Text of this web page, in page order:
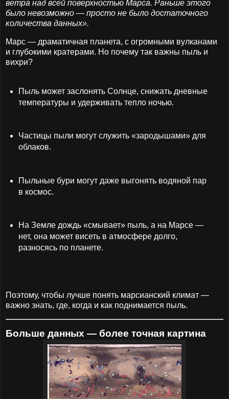
ветра над всей поверхностью Марса. Раньше этого
было невозможно — просто не было достаточного
количества данных».
Марс — драматичная планета, с огромными вулканами
и глубокими кратерами. Но почему так важны пыль и
вихри?
Пыль может заслонять Солнце, снижать дневные
температуры и удерживать тепло ночью.
Частицы пыли могут служить «зародышами» для
облаков.
Пыльные бури могут даже выгонять водяной пар
в космос.
На Земле дождь «смывает» пыль, а на Марсе —
нет, она может висеть в атмосфере долго,
разносясь по планете.
Поэтому, чтобы лучше понять марсианский климат —
важно знать, где, когда и как поднимается пыль.
Больше данных — более точная картина